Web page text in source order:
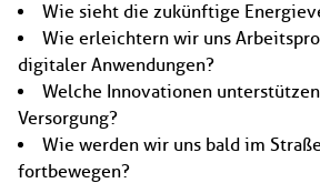
Wie sieht die zukünftige
Wie erleichtern wir uns
digitaler Anwendungen?
Welche Innovationen
Versorgung?
Wie werden wir uns bald im
fortbewegen?